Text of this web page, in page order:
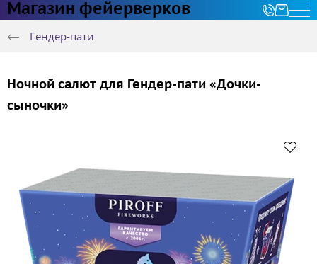
Магазин фейерверков
Гендер-пати
Ночной салют для Гендер-пати «Дочки-
сыночки»